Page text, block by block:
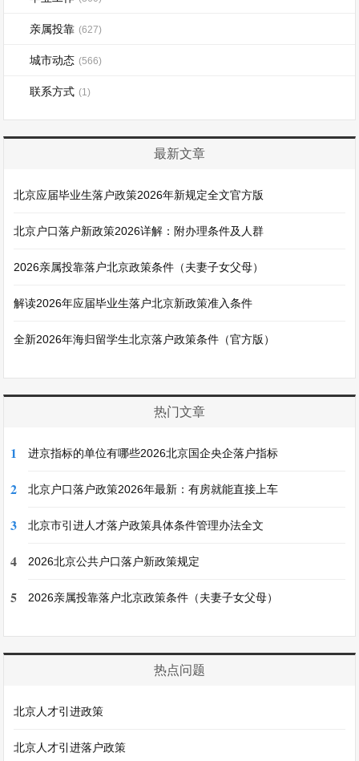
亲属投靠 (627)
城市动态 (566)
联系方式 (1)
最新文章
北京应届毕业生落户政策2026年新规定全文官方版
北京户口落户新政策2026详解：附办理条件及人群
2026亲属投靠落户北京政策条件（夫妻子女父母）
解读2026年应届毕业生落户北京新政策准入条件
全新2026年海归留学生北京落户政策条件（官方版）
热门文章
1 进京指标的单位有哪些2026北京国企央企落户指标
2 北京户口落户政策2026年最新：有房就能直接上车
3 北京市引进人才落户政策具体条件管理办法全文
4 2026北京公共户口落户新政策规定
5 2026亲属投靠落户北京政策条件（夫妻子女父母）
热点问题
北京人才引进政策
北京人才引进落户政策